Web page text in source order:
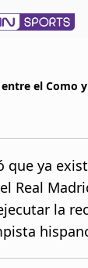
el Como
que ya
Real
la